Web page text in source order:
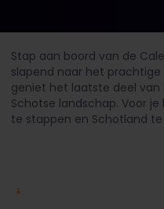
Stap aan boord van de
slapend naar het
geniet het laatste deel
Schotse landschap. Voor
te stappen en Schotland